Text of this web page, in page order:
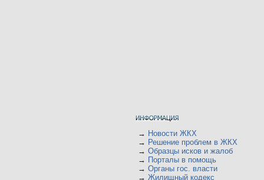
→ Новости ЖКХ
→ Решение проблем в ЖКХ
→ Образцы исков и жалоб
→ Порталы в помощь
→ Органы гос. власти
→ Жилищный кодекс